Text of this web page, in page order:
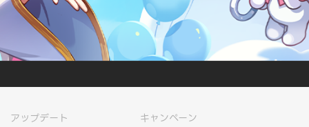
アップデート キャンペーン